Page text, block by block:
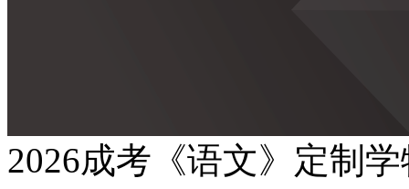
2026成考《语文》定制